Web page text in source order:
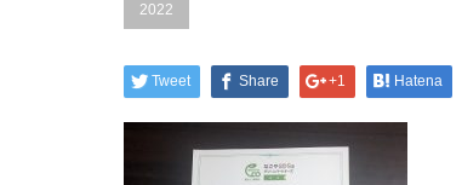
2022
Tweet Share +1 Hatena